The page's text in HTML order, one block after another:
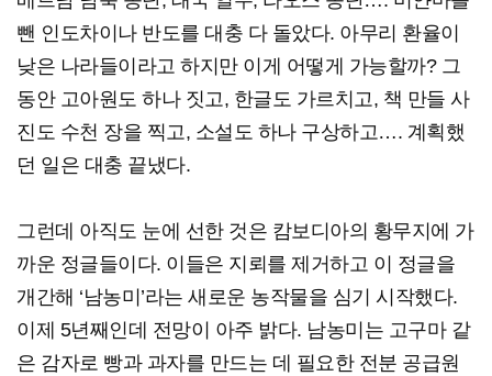
뺀 인도차이나 반도를 대충 다 돌았다. 아무리 환율이
낮은 나라들이라고 하지만 이게 어떻게 가능할까? 그
동안 고아원도 하나 짓고, 한글도 가르치고, 책 만들 사
진도 수천 장을 찍고, 소설도 하나 구상하고…. 계획했
던 일은 대충 끝냈다.
그런데 아직도 눈에 선한 것은 캄보디아의 황무지에 가
까운 정글들이다. 이들은 지뢰를 제거하고 이 정글을
개간해 ‘남농미’라는 새로운 농작물을 심기 시작했다.
이제 5년째인데 전망이 아주 밝다. 남농미는 고구마 같
은 감자로 빵과 과자를 만드는 데 필요한 전분 공급원